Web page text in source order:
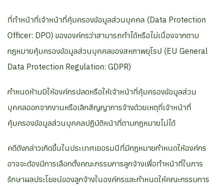
ที่ทำหน้าที่เจ้าหน้าที่คุ้มครองข้อมูลส่วนบุคคล (Data Protection
Officer: DPO) ขององค์กรว่าสามารถทำได้หรือไม่เนื่องจากตาม
กฎหมายคุ้มครองข้อมูลส่วนบุคคลของสหภาพยุโรป (EU General
Data Protection Regulation: GDPR)
กำหนดห้ามมิให้องค์กรปลดหรือให้เจ้าหน้าที่คุ้มครองข้อมูลส่วน
บุคคลออกจากงานหรือเลิกสัญญาการจ้างด้วยเหตุที่เจ้าหน้าที่
คุ้มครองข้อมูลส่วนบุคคลปฏิบัติหน้าที่ตามกฎหมายไม่ได้
คดีดังกล่าวเกิดขึ้นในประเทศเยอรมนีที่มีกฎหมายกำหนดให้องค์กร
อาจจะต้องมีการเลือกตั้งคณะกรรมการลูกจ้างเพื่อทำหน้าที่ในการ
รักษาผลประโยชน์ของลูกจ้างในองค์กรและกำหนดให้คณะกรรมการ